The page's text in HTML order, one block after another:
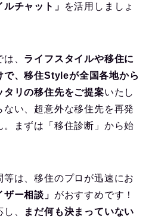
チャット」
を活用しましょ
は、 ライフスタイルや移住に
で、移住Styleが全国各地から
タリの移住先をご提案いたし
ない、超意外な移住先を再発
。まずは「移住診断」から始
は、移住のプロが迅速にお
ザー相談」 がおすすめです！
、
まだ何も決まっていない